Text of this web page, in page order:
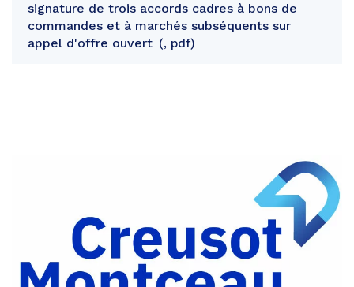
signature de trois accords cadres à bons de
commandes et à marchés subséquents sur
appel d'offre ouvert
, pdf
Facebook
Partager
Twitter
Partager
par